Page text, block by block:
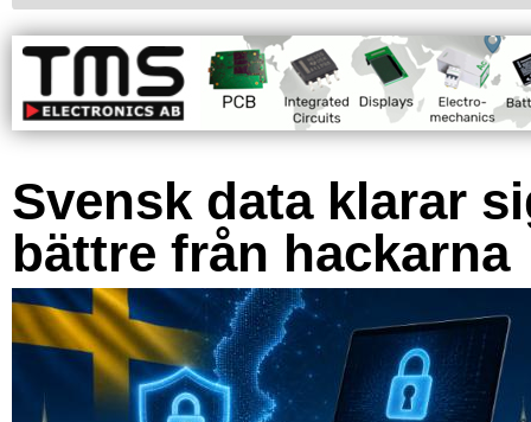
Svensk data klarar
bättre från hackarna